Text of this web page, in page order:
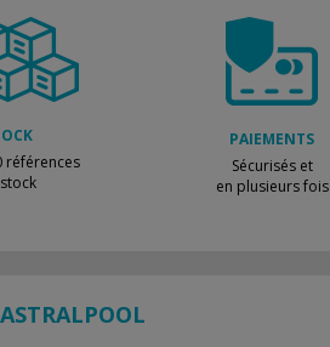
références
PAIEMENTS
Sécurisés et
en plusieurs fois